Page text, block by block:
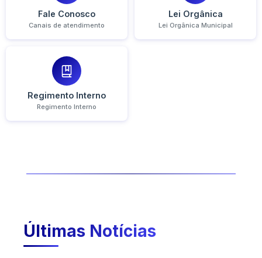
Fale Conosco
Canais de atendimento
Lei Orgânica
Lei Orgânica Municipal
Regimento Interno
Regimento Interno
Últimas Notícias